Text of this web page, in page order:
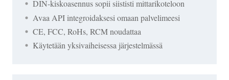
DIN-kiskoasennus sopii siististi mittarikoteloon
Avaa API integroidaksesi omaan palvelimeesi
CE, FCC, RoHs, RCM noudattaa
Käytetään yksivaiheisessa järjestelmässä